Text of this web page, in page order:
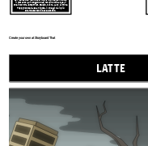
Create your own at Storyboard That
il romanzo. Gli vengono dati molti nomi da quelli
che incontra: Stopthief, stupid, Misha, Jack e infine
Poppynoodle da sua nipote, il che gli dà il più
grande senso di pace e scopo.
LATTE